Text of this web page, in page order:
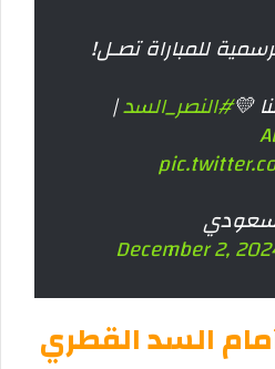
للمباراة تصـل!
💛#النصر_السد|
December 2,
السد القطري